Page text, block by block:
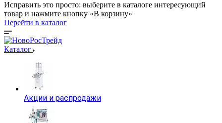
Исправить это просто: выберите в каталоге интересующий
товар и нажмите кнопку «В корзину»
Перейти в каталог
Каталог
Акции и распродажи